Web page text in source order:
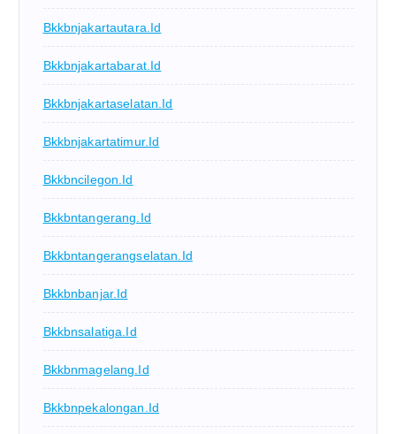
Bkkbnjakartautara.id
Bkkbnjakartabarat.id
Bkkbnjakartaselatan.id
Bkkbnjakartatimur.id
Bkkbncilegon.id
Bkkbntangerang.id
Bkkbntangerangselatan.id
Bkkbnbanjar.id
Bkkbnsalatiga.id
Bkkbnmagelang.id
Bkkbnpekalongan.id